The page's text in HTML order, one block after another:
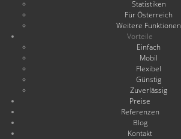
Statistiken
Für Österreich
Weitere Funktionen
Vorteile
Einfach
Mobil
Flexibel
Günstig
Zuverlässig
Preise
Referenzen
Blog
Kontakt